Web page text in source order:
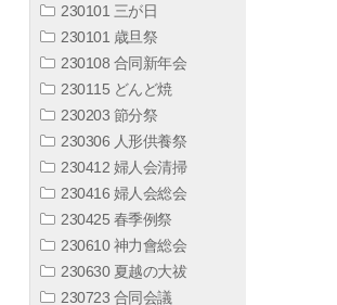
230101 三が日
230101 歳旦祭
230108 合同新年会
230115 どんど焼
230203 節分祭
230306 人形供養祭
230412 婦人会清掃
230416 婦人会総会
230425 春季例祭
230610 神力會総会
230630 夏越の大祓
230723 合同会議